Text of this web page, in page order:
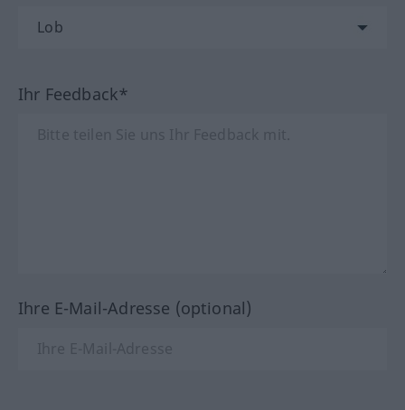
Ihr Feedback*
Ihre E-Mail-Adresse (optional)